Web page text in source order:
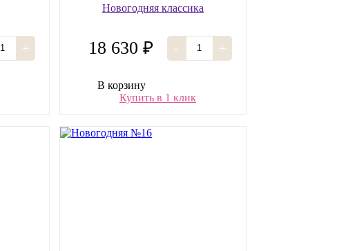
+
Новогодняя классика
18 630 ₽ - +
В корзину
Купить в 1 клик